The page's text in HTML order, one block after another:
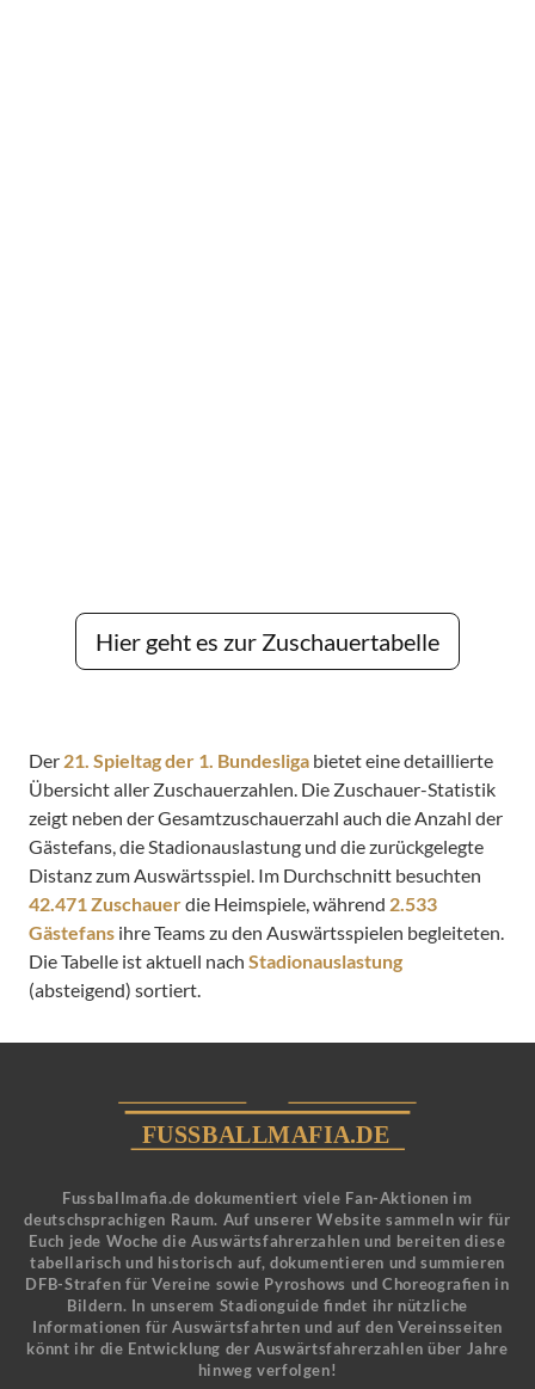
Hier geht es zur Zuschauertabelle
Der 21. Spieltag der 1. Bundesliga bietet eine detaillierte
Übersicht aller Zuschauerzahlen. Die Zuschauer-Statistik
zeigt neben der Gesamtzuschauerzahl auch die Anzahl der
Gästefans, die Stadionauslastung und die zurückgelegte
Distanz zum Auswärtsspiel. Im Durchschnitt besuchten
42.471 Zuschauerdie Heimspiele, während 2.533
Gästefans ihre Teams zu den Auswärtsspielen begleiteten.
Die Tabelle ist aktuell nach Stadionauslastung
(absteigend) sortiert.
Fussballmafia.de dokumentiert viele Fan-Aktionen im
deutschsprachigen Raum. Auf unserer Website sammeln wir für
Euch jede Woche die Auswärtsfahrerzahlen und bereiten diese
tabellarisch und historisch auf, dokumentieren und summieren
DFB-Strafen für Vereine sowie Pyroshows und Choreografien in
Bildern. In unserem Stadionguide findet ihr nützliche
Informationen für Auswärtsfahrten und auf den Vereinsseiten
könnt ihr die Entwicklung der Auswärtsfahrerzahlen über Jahre
hinweg verfolgen!